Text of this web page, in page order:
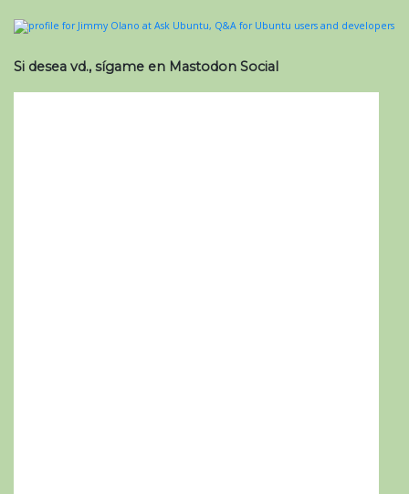
Si desea vd., sígame en Mastodon Social